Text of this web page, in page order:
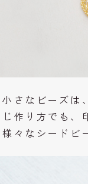
小さなビーズは
じ作り方でも、
様々なシードビ